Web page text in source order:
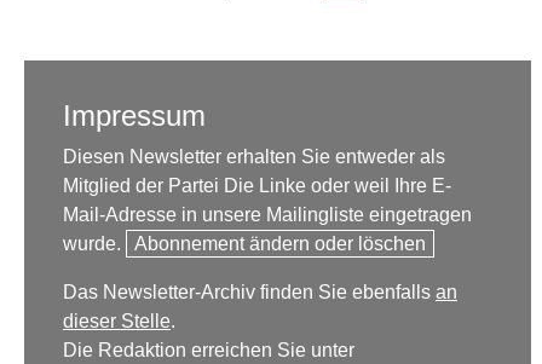
Impressum
Diesen Newsletter erhalten Sie entweder als
Mitglied der Partei Die Linke oder weil Ihre E-
Mail-Adresse in unsere Mailingliste eingetragen
wurde.
Abonnement ändern oder löschen
Das Newsletter-Archiv finden Sie ebenfalls an
dieser Stelle.
Die Redaktion erreichen Sie unter